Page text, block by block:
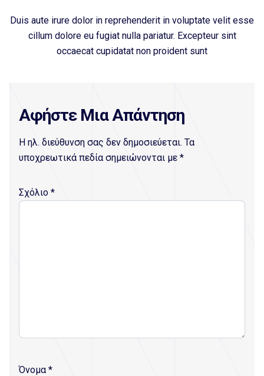
Duis aute irure dolor in reprehenderit in voluptate velit esse
cillum dolore eu fugiat nulla pariatur. Excepteur sint
occaecat cupidatat non proident sunt
Αφήστε Μια Απάντηση
Η ηλ. διεύθυνση σας δεν δημοσιεύεται. Τα
υποχρεωτικά πεδία σημειώνονται με *
Σχόλιο *
Όνομα*